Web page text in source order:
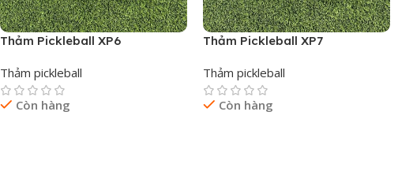
Thảm Pickleball XP6
Thảm pickleball
Còn hàng
Thảm Pickleball XP7
Thảm pickleball
Còn hàng